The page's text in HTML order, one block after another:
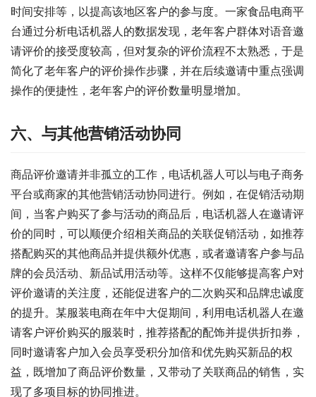
时间安排等，以提高该地区客户的参与度。一家食品电商平
台通过分析电话机器人的数据发现，老年客户群体对语音邀
请评价的接受度较高，但对复杂的评价流程不太熟悉，于是
简化了老年客户的评价操作步骤，并在后续邀请中重点强调
操作的便捷性，老年客户的评价数量明显增加。
六、与其他营销活动协同
商品评价邀请并非孤立的工作，电话机器人可以与电子商务
平台或商家的其他营销活动协同进行。例如，在促销活动期
间，当客户购买了参与活动的商品后，电话机器人在邀请评
价的同时，可以顺便介绍相关商品的关联促销活动，如推荐
搭配购买的其他商品并提供额外优惠，或者邀请客户参与品
牌的会员活动、新品试用活动等。这样不仅能够提高客户对
评价邀请的关注度，还能促进客户的二次购买和品牌忠诚度
的提升。某服装电商在年中大促期间，利用电话机器人在邀
请客户评价购买的服装时，推荐搭配的配饰并提供折扣券，
同时邀请客户加入会员享受积分加倍和优先购买新品的权
益，既增加了商品评价数量，又带动了关联商品的销售，实
现了多项目标的协同推进。